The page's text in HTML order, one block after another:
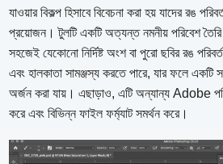
যাওয়ার বিকল্প হিসাবে বিবেচনা করা হয় যাদের রঙ
প্রয়োজন। টুলটি একটি অত্যন্ত নমনীয় পরিবেশ তৈরি
সহজেই যেকোনো নির্দিষ্ট অংশ বা পুরো ছবির রঙ
এবং হালকাতা সামঞ্জস্য করতে পারে, যার ফলে
অর্জন করা যায়। এছাড়াও, এটি অন্যান্য Adobe
করে এবং বিভিন্ন ফাইল ফর্ম্যাট সমর্থন করে।